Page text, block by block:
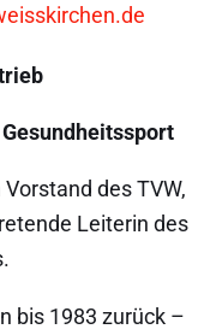
des TVW,
Leiterin des
bis 1983 zurück –